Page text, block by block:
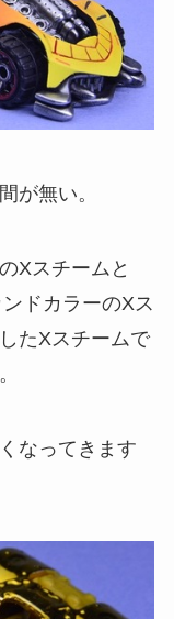
が無い。
Xスチームと
ドカラーのXス
たXスチームで
なってきます